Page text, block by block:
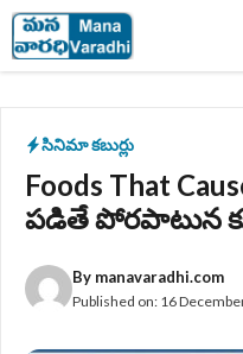
Skip
to
content
సినిమా కబుర్లు
Foods That
పడితే పోరపాటున
By manavaradhi.com
Published on: 16